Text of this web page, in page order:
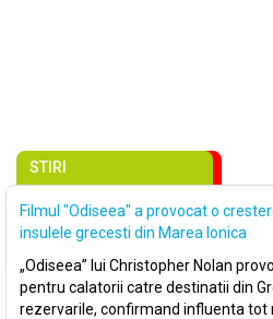
STIRI
Filmul "Odiseea" a provocat o
insulele grecesti din Marea Ionica
„Odiseea” lui Christopher Nolan
pentru calatorii catre destinatii din
rezervarile, confirmand influenta tot